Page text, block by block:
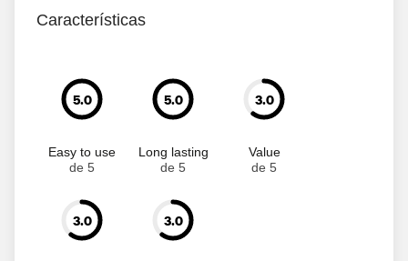
Características
5.0
Easy to use
de 5
5.0
Long lasting
de 5
3.0
Value
de 5
3.0 3.0